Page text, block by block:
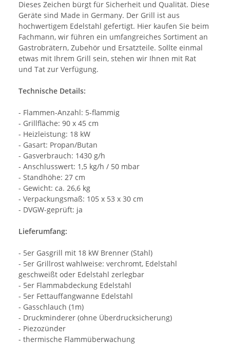
Dieses Zeichen bürgt für Sicherheit und Qualität. Diese
Geräte sind Made in Germany. Der Grill ist aus
hochwertigem Edelstahl gefertigt. Hier kaufen Sie beim
Fachmann, wir führen ein umfangreiches Sortiment an
Gastrobrätern, Zubehör und Ersatzteile. Sollte einmal
etwas mit Ihrem Grill sein, stehen wir Ihnen mit Rat
und Tat zur Verfügung.
Technische Details:
- Flammen-Anzahl: 5-flammig
- Grillfläche: 90 x 45 cm
- Heizleistung: 18 kW
- Gasart: Propan/Butan
- Gasverbrauch: 1430 g/h
- Anschlusswert: 1,5 kg/h / 50 mbar
- Standhöhe: 27 cm
- Gewicht: ca. 26,6 kg
- Verpackungsmaß: 105 x 53 x 30 cm
- DVGW-geprüft: ja
Lieferumfang:
- 5er Gasgrill mit 18 kW Brenner (Stahl)
- 5er Grillrost wahlweise: verchromt, Edelstahl
geschweißt oder Edelstahl zerlegbar
- 5er Flammabdeckung Edelstahl
- 5er Fettauffangwanne Edelstahl
- Gasschlauch (1m)
- Druckminderer (ohne Überdrucksicherung)
- Piezozünder
- thermische Flammüberwachung